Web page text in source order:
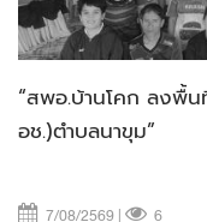
“สพอ.บ้านโคก ลงพื้
อช.)ตำบลนาขุม”
7/08/2569 |
6